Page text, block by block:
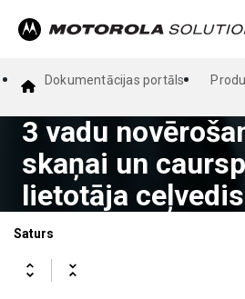
Dokumentācijas portāls
3 vadu
skaņai un
lietotāja ceļvedis
Saturs